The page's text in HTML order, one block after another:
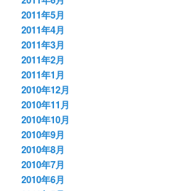
2011年5月
2011年4月
2011年3月
2011年2月
2011年1月
2010年12月
2010年11月
2010年10月
2010年9月
2010年8月
2010年7月
2010年6月